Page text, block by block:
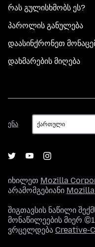
რას გულისხმობს ეს?
პაროლის განულება
დაასინქრონეთ
დახმარების მიღება
ენა
ენა
იხილეთ Mozilla
არამომგებიანი
შიგთავსის ნაწილი
მონაწილეების მიერ
ვრცელდება Creative-